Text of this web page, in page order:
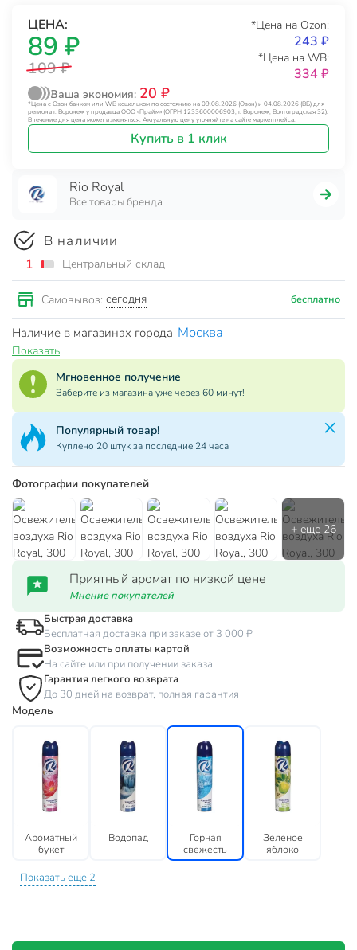
ЦЕНА:
89 ₽
109 ₽
*Цена на Ozon:
243 ₽
*Цена на WB:
334 ₽
Ваша экономия: 20 ₽
*Цена с Озон банком или WB кошельком по состоянию на 09.08.2026 (Озон) и 04.08.2026 (ВБ) для
региона г. Воронеж у продавца ООО «Прайм» (ОГРН 1233600006903, г. Воронеж, Волгоградская 32).
В течение дня цена может изменяться. Актуальную цену уточняйте на сайте маркетплейса.
Купить в 1 клик
Rio Royal
Все товары бренда
В наличии
1 Центральный склад
Самовывоз: сегодня бесплатно
Наличие в магазинах города Москва
Показать
Мгновенное получение
Заберите из магазина уже через 60 минут!
Популярный товар!
Куплено 20 штук за последние 24 часа
Фотографии покупателей
Приятный аромат по низкой цене
Мнение покупателей
Быстрая доставка
Бесплатная доставка при заказе от 3 000 ₽
Возможность оплаты картой
На сайте или при получении заказа
Гарантия легкого возврата
До 30 дней на возврат, полная гарантия
Модель
Ароматный
букет
Водопад
Горная
свежесть
Зеленое
яблоко
Показать еще 2